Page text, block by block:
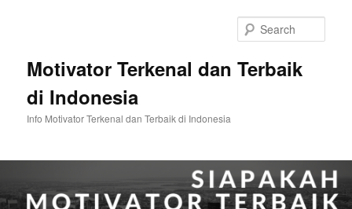
Motivator Terkenal dan Terbaik
di Indonesia
Info Motivator Terkenal dan Terbaik di Indonesia